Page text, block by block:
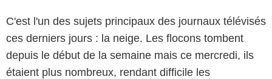
C'est l'un des sujets principaux des journaux télévisés
ces derniers jours : la neige. Les flocons tombent
depuis le début de la semaine mais ce mercredi, ils
étaient plus nombreux, rendant difficile les